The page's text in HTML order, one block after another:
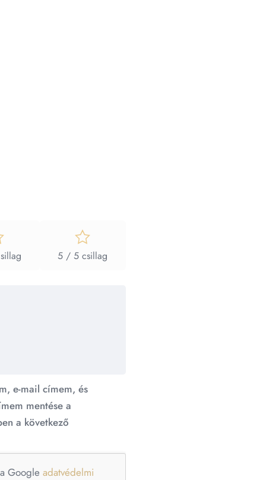
5 / 5 csillag
e-mail címem, és
mentése a
a következő
Google adatvédelmi